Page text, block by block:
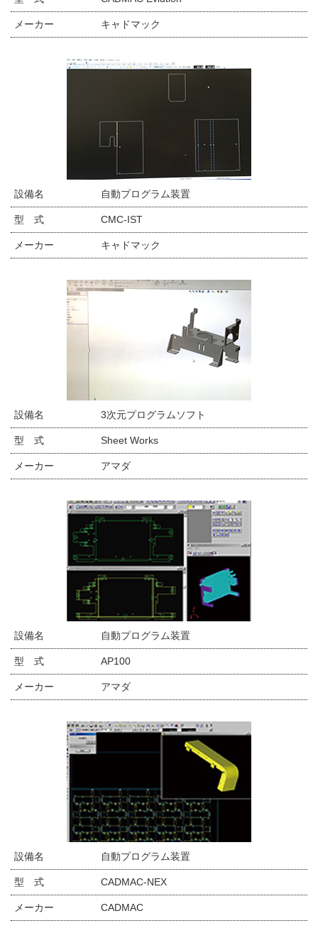
メーカー キャドマック
設備名 自動プログラム装置
型 式 CMC-IST
メーカー キャドマック
設備名 3次元プログラムソフト
型 式 Sheet Works
メーカー アマダ
設備名 自動プログラム装置
型 式 AP100
メーカー アマダ
設備名 自動プログラム装置
型 式 CADMAC-NEX
メーカー CADMAC